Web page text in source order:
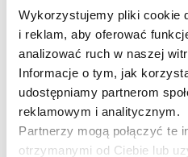
Wykorzystujemy pliki cookie
i reklam, aby oferować
analizować ruch w naszej
Informacje o tym, jak
udostępniamy partnerom
reklamowym i analitycznym.
Partnerzy mogą połączyć te
otrzymanymi od Ciebie lub
codziennym użytkowaniu i
To propozycja dla osób,
konkretnych parametrów
estetyki.
Połączenie stylu i
Seiko Prospex SPB513J1